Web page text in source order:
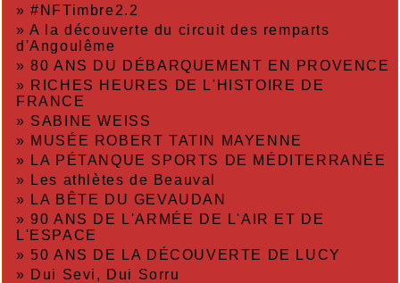
»#NFTimbre2.2
»A la découverte du circuit des remparts
d'Angoulême
»80 ANS DU DÉBARQUEMENT EN PROVENCE
» RICHES HEURES DE L'HISTOIRE DE
FRANCE
» SABINE WEISS
» MUSÉE ROBERT TATIN MAYENNE
» LA PÉTANQUE SPORTS DE MÉDITERRANÉE
» Les athlètes de Beauval
» LA BÊTE DU GEVAUDAN
»90 ANS DE L'ARMÉE DE L'AIR ET DE
L'ESPACE
»50 ANS DE LA DÉCOUVERTE DE LUCY
» Dui Sevi, Dui Sorru